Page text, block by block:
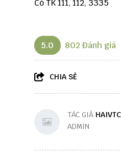
Có TK 111, 112, 3335
5.0 802 Đánh giá
CHIA SẺ
TÁC GIẢ
ADMIN